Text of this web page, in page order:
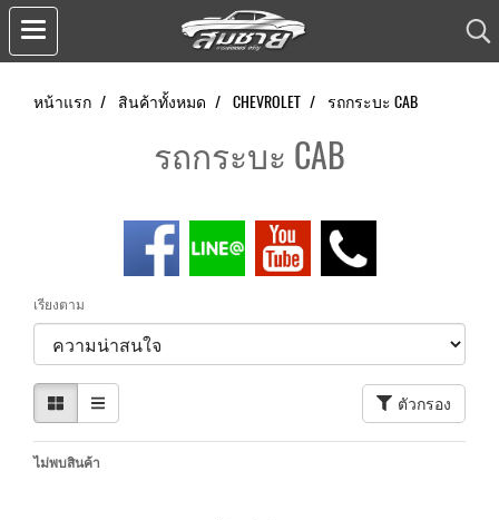
หน้าแรก สินค้าทั้งหมด CHEVROLET รถกระบะ CAB
รถกระบะ CAB
เรียงตาม
ตัวกรอง
ไม่พบสินค้า